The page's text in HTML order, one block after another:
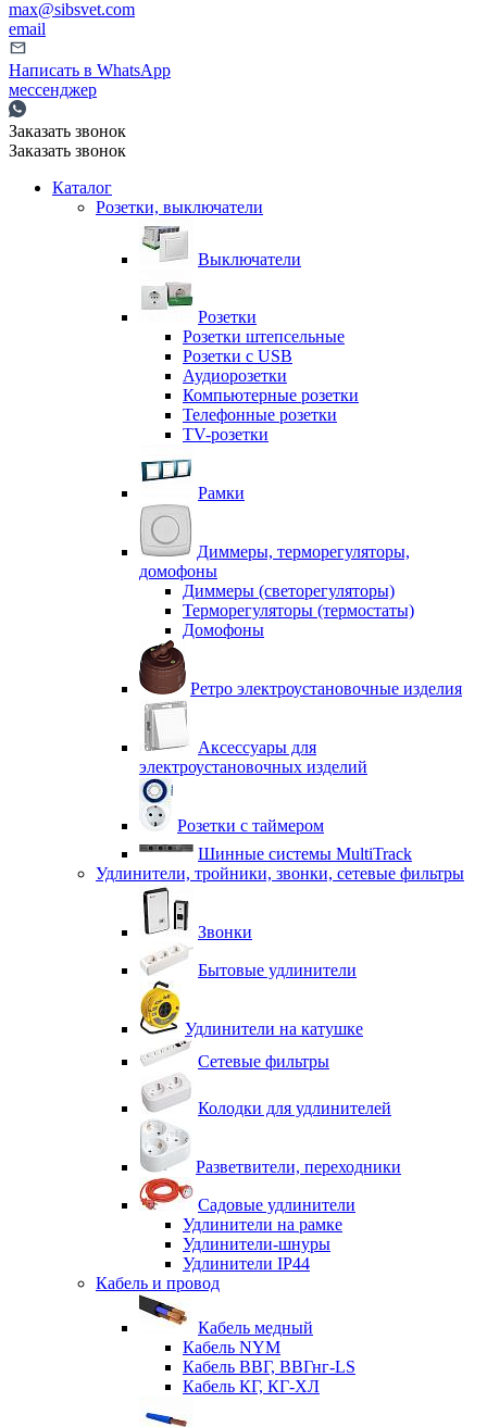
max@sibsvet.com
email
Написать в WhatsApp
мессенджер
Заказать звонок
Заказать звонок
Каталог
Розетки, выключатели
Выключатели
Розетки
Розетки штепсельные
Розетки с USB
Аудиорозетки
Компьютерные розетки
Телефонные розетки
TV-розетки
Рамки
Диммеры, терморегуляторы,
домофоны
Диммеры (светорегуляторы)
Терморегуляторы (термостаты)
Домофоны
Ретро электроустановочные изделия
Аксессуары для
электроустановочных изделий
Розетки с таймером
Шинные системы MultiTrack
Удлинители, тройники, звонки, сетевые фильтры
Звонки
Бытовые удлинители
Удлинители на катушке
Сетевые фильтры
Колодки для удлинителей
Разветвители, переходники
Садовые удлинители
Удлинители на рамке
Удлинители-шнуры
Удлинители IP44
Кабель и провод
Кабель медный
Кабель NYM
Кабель ВВГ, ВВГнг-LS
Кабель КГ, КГ-ХЛ